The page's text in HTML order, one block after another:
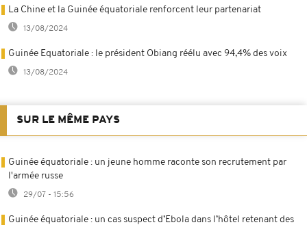
La Chine et la Guinée équatoriale renforcent leur partenariat
13/08/2024
Guinée Equatoriale : le président Obiang réélu avec 94,4% des voix
13/08/2024
SUR LE MÊME PAYS
Guinée équatoriale : un jeune homme raconte son recrutement par
l'armée russe
29/07 - 15:56
Guinée équatoriale : un cas suspect d’Ebola dans l’hôtel retenant des